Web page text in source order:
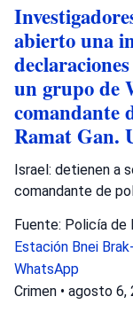
abierto una
un grupo de
comandante
Ramat Gan.
Israel: detienen a
comandante de
Fuente: Policía de
Estación Bnei
WhatsApp
Crimen • agosto 6,